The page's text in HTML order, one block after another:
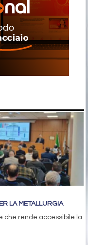
LA METALLURGIA
che rende accessibile la